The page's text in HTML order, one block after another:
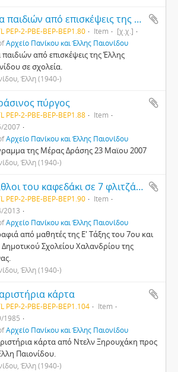
Έργα παιδιών από επισκέψεις της Έλλης Παιονίδου σε σχολεία
PEP-2-PBE-ΒΕP-BEP1.80 Item
[χ.χ.]
Αρχείο Πανίκου και Έλλης Παιονίδου
από επισκέψεις της Έλλης
σε σχολεία.
Έλλη (1940-)
πύργος
PEP-2-PBE-ΒΕP-BEP1.88
Item
2007
Αρχείο Πανίκου και Έλλης Παιονίδου
της Μέρας Δράσης 23 Μαϊου 2007
Έλλη (1940-)
Οι άθλοι του καφεδάκι σε 7 φλιτζάνια
PEP-2-PBE-ΒΕP-BEP1.90
Item
2013
Αρχείο Πανίκου και Έλλης Παιονίδου
από μαθητές της Ε' Τάξης του 7ου και
Σχολείου Χαλανδρίου της
Έλλη (1940-)
κάρτα
PEP-2-PBE-ΒΕP-BEP1.104
Item
1985
Αρχείο Πανίκου και Έλλης Παιονίδου
κάρτα από Ντελν Ξηρουχάκη προς
Παιονίδου.
Έλλη (1940-)